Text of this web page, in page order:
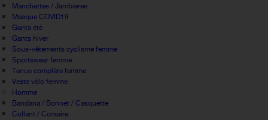
Manchettes / Jambieres
Masque COVID19
Gants été
Gants hiver
Sous-vêtements cyclisme femme
Sportswear femme
Tenue complète femme
Veste vélo femme
Homme
Bandana / Bonnet / Casquette
Collant / Corsaire